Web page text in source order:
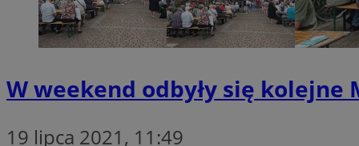
W weekend odbyły się kolejne
19 lipca 2021, 11:49